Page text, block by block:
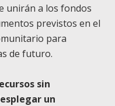
unirán a los fondos
previstos en el
para
de futuro.
sin
un